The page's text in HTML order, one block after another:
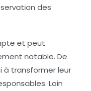
des
et peut
notable. De
à transformer leur
Loin